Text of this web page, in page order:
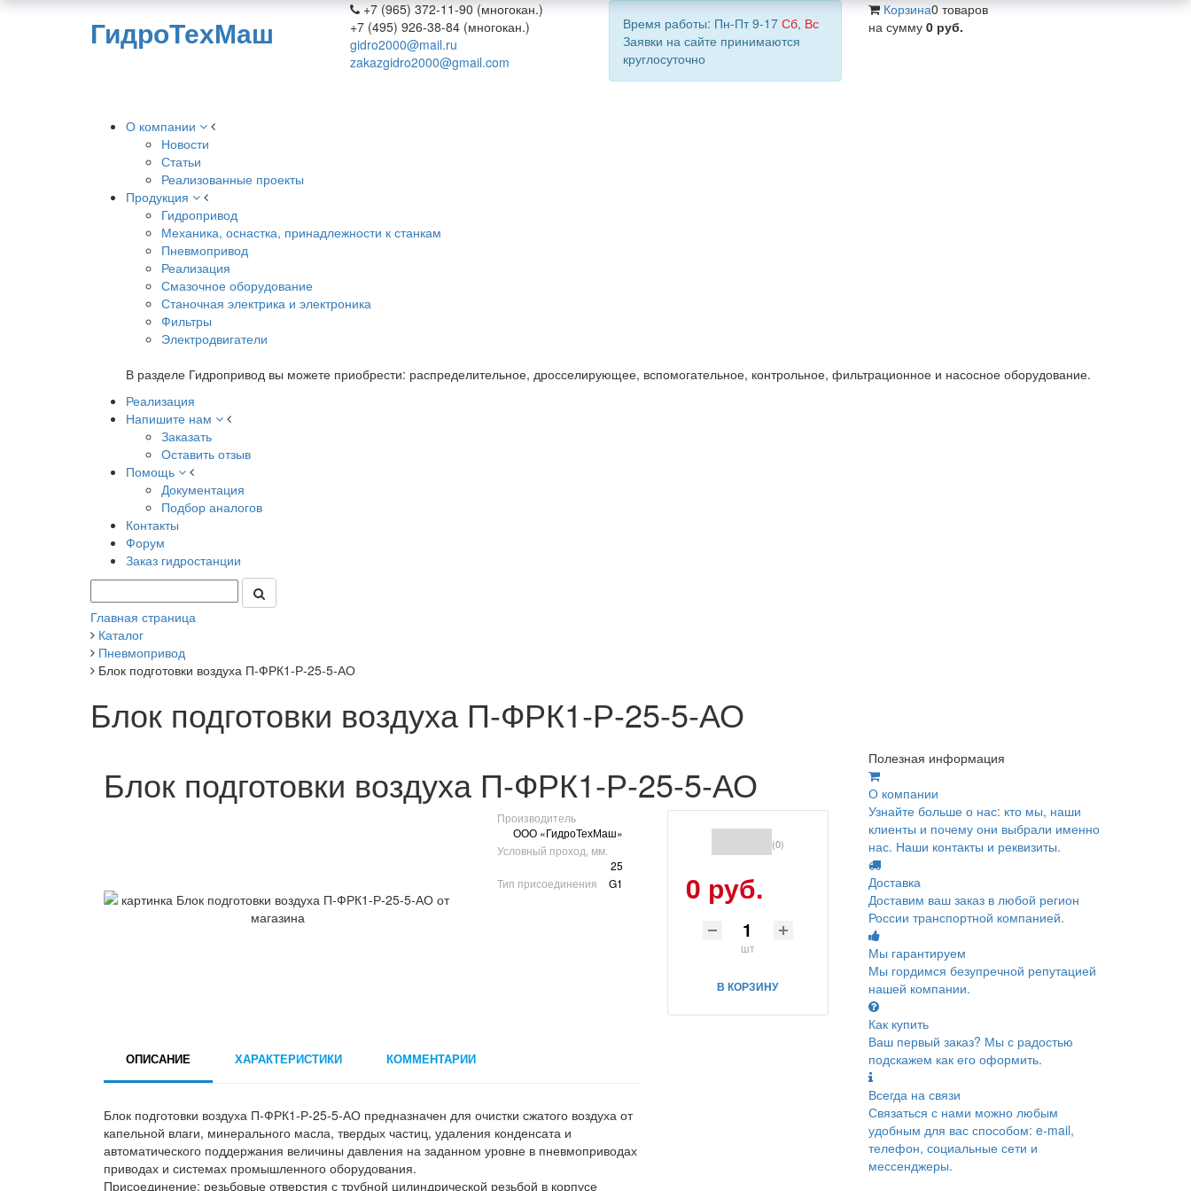
ГидроТехМаш
+7 (965) 372-11-90 (многокан.)
+7 (495) 926-38-84 (многокан.)
gidro2000@mail.ru
zakazgidro2000@gmail.com
Время работы: Пн-Пт 9-17 Сб, Вс
Заявки на сайте принимаются
круглосуточно
Корзина0 товаров
на сумму 0 руб.
О компании
Новости
Статьи
Реализованные проекты
Продукция
Гидропривод
Механика, оснастка, принадлежности к станкам
Пневмопривод
Реализация
Смазочное оборудование
Станочная электрика и электроника
Фильтры
Электродвигатели
В разделе Гидропривод вы можете приобрести: распределительное, дросселирующее, вспомогательное, контрольное, фильтрационное и насосное оборудование.
Реализация
Напишите нам
Заказать
Оставить отзыв
Помощь
Документация
Подбор аналогов
Контакты
Форум
Заказ гидростанции
Главная страница
Каталог
Пневмопривод
Блок подготовки воздуха П-ФРК1-Р-25-5-АО
Блок подготовки воздуха П-ФРК1-Р-25-5-АО
Блок подготовки воздуха П-ФРК1-Р-25-5-АО
Производитель
ООО «ГидроТехМаш»
Условный проход, мм.
25
Тип присоединения
G1
(0)
0 руб.
шт
В КОРЗИНУ
ОПИСАНИЕ ХАРАКТЕРИСТИКИ КОММЕНТАРИИ
Блок подготовки воздуха П-ФРК1-Р-25-5-АО предназначен для очистки сжатого воздуха от
капельной влаги, минерального масла, твердых частиц, удаления конденсата и
автоматического поддержания величины давления на заданном уровне в пневмоприводах
приводах и системах промышленного оборудования.
Присоединение: резьбовые отверстия с трубной цилиндрической резьбой в корпусе
Полезная информация
О компании
Узнайте больше о нас: кто мы, наши
клиенты и почему они выбрали именно
нас. Наши контакты и реквизиты.
Доставка
Доставим ваш заказ в любой регион
России транспортной компанией.
Мы гарантируем
Мы гордимся безупречной репутацией
нашей компании.
Как купить
Ваш первый заказ? Мы с радостью
подскажем как его оформить.
Всегда на связи
Связаться с нами можно любым
удобным для вас способом: e-mail,
телефон, социальные сети и
мессенджеры.